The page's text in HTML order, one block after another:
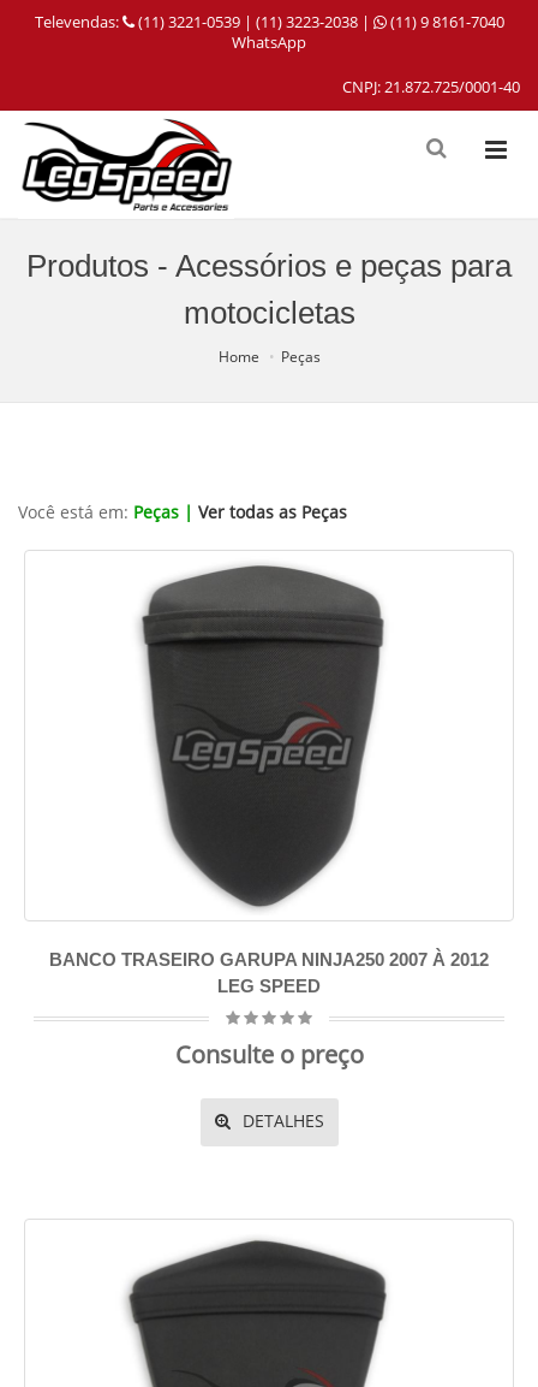
Televendas: (11) 3221-0539 | (11) 3223-2038 |
(11) 9 8161-7040
WhatsApp
CNPJ: 21.872.725/0001-40
Produtos - Acessórios e peças para
motocicletas
Home Peças
Você está em: Peças | Ver todas as Peças
BANCO TRASEIRO GARUPA NINJA250 2007 À 2012
LEG SPEED
Consulte o preço
DETALHES